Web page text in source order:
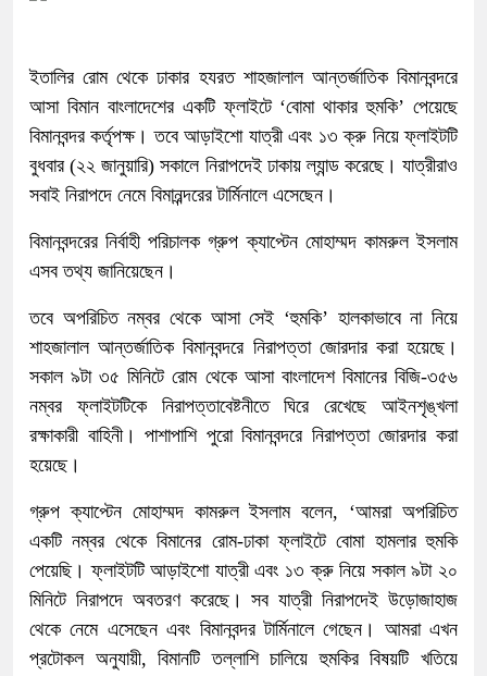
ইতালির রোম থেকে ঢাকার হযরত শাহজালাল আন্তর্জাতিক বিমানবন্দরে
আসা বিমান বাংলাদেশের একটি ফ্লাইটে ‘বোমা থাকার হুমকি’ পেয়েছে
বিমানবন্দর কর্তৃপক্ষ। তবে আড়াইশো যাত্রী এবং ১৩ ক্রু নিয়ে ফ্লাইটটি
বুধবার (২২ জানুয়ারি) সকালে নিরাপদেই ঢাকায় ল্যান্ড করেছে। যাত্রীরাও
সবাই নিরাপদে নেমে বিমানব্ন্দরের টার্মিনালে এসেছেন।
বিমানবন্দরের নির্বাহী পরিচালক গ্রুপ ক্যাপ্টেন মোহাম্মদ কামরুল ইসলাম
এসব তথ্য জানিয়েছেন।
তবে অপরিচিত নম্বর থেকে আসা সেই ‘হুমকি’ হালকাভাবে না নিয়ে
শাহজালাল আন্তর্জাতিক বিমানবন্দরে নিরাপত্তা জোরদার করা হয়েছে।
সকাল ৯টা ৩৫ মিনিটে রোম থেকে আসা বাংলাদেশ বিমানের বিজি-৩৫৬
নম্বর ফ্লাইটটিকে নিরাপত্তাবেষ্টনীতে ঘিরে রেখেছে আইনশৃঙ্খলা
রক্ষাকারী বাহিনী। পাশাপাশি পুরো বিমানবন্দরে নিরাপত্তা জোরদার করা
হয়েছে।
গ্রুপ ক্যাপ্টেন মোহাম্মদ কামরুল ইসলাম বলেন, ‘আমরা অপরিচিত
একটি নম্বর থেকে বিমানের রোম-ঢাকা ফ্লাইটে বোমা হামলার হুমকি
পেয়েছি। ফ্লাইটটি আড়াইশো যাত্রী এবং ১৩ ক্রু নিয়ে সকাল ৯টা ২০
মিনিটে নিরাপদে অবতরণ করেছে। সব যাত্রী নিরাপদেই উড়োজাহাজ
থেকে নেমে এসেছেন এবং বিমানবন্দর টার্মিনালে গেছেন। আমরা এখন
প্রটোকল অনুযায়ী, বিমানটি তল্লাশি চালিয়ে হুমকির বিষয়টি খতিয়ে